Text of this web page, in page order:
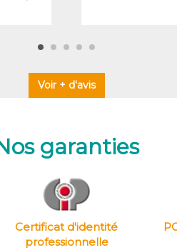
Voir + d'avis
garanties
Certificat d'identité
professionnelle